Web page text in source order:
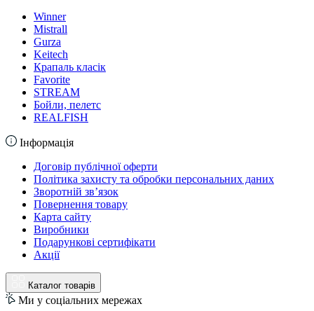
Winner
Mistrall
Gurza
Keitech
Крапаль класік
Favorite
STREAM
Бойли, пелетс
REALFISH
Інформація
Договір публічної оферти
Політика захисту та обробки персональних даних
Зворотній зв’язок
Повернення товару
Карта сайту
Виробники
Подарункові сертифікати
Акції
Каталог товарів
Ми у соціальних мережах